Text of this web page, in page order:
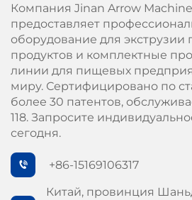
Компания Jinan Arrow
предоставляет
оборудование для
продуктов и комплектные
линии для пищевых
миру. Сертифицировано по
более 30 патентов,
118. Запросите
сегодня.
+86-15169106317
Китай, провинция